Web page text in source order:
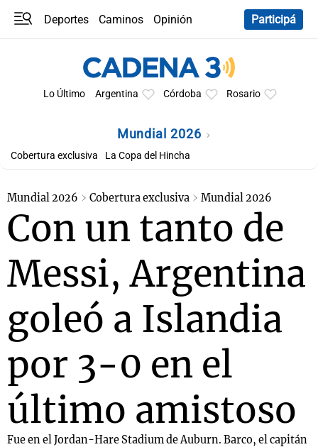
Deportes Caminos
Opinión
Participá
Lo Último Argentina Córdoba Rosario
Mundial 2026
Cobertura exclusiva La Copa del Hincha
Mundial 2026 Cobertura exclusiva Mundial 2026
Con un tanto de
Messi, Argentina
goleó a Islandia
por 3-0 en el
último amistoso
Fue en el Jordan-Hare Stadium de Auburn. Barco, el capitán